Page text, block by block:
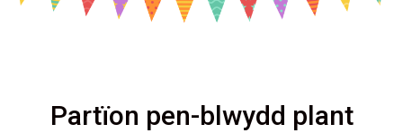
Partïon pen-blwydd plant